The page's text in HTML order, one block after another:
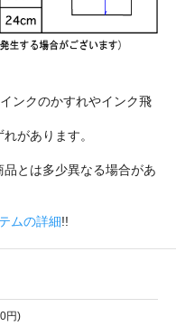
ンクのかすれやインク飛
があります。
品とは多少異なる場合があ
ムの詳細!!
円)